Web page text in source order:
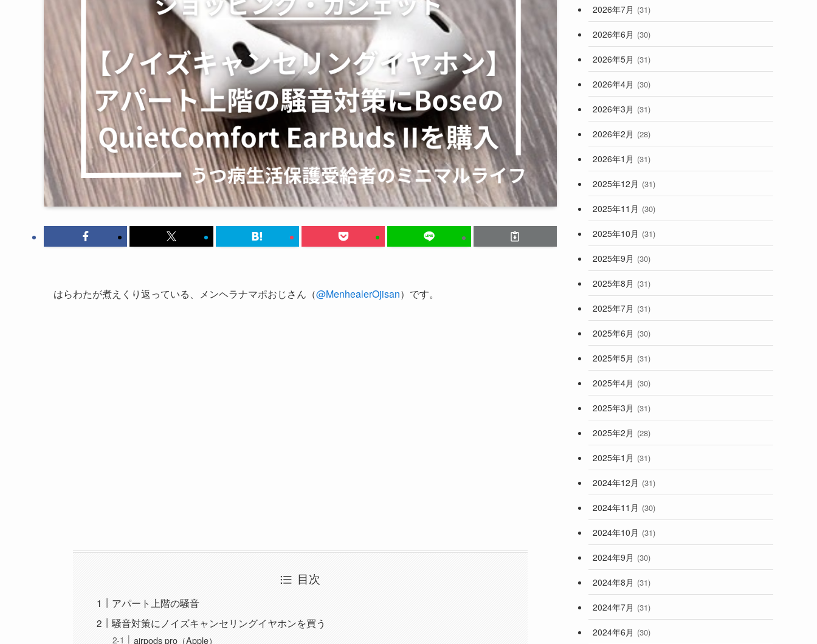
はらわたが煮えくり返っている、メンヘラナマポおじさん（@MenhealerOjisan）です。
目次
アパート上階の騒音
騒音対策にノイズキャンセリングイヤホンを買う
airpods pro（Apple）
2026年7月 (31)
2026年6月 (30)
2026年5月 (31)
2026年4月 (30)
2026年3月 (31)
2026年2月 (28)
2026年1月 (31)
2025年12月 (31)
2025年11月 (30)
2025年10月 (31)
2025年9月 (30)
2025年8月 (31)
2025年7月 (31)
2025年6月 (30)
2025年5月 (31)
2025年4月 (30)
2025年3月 (31)
2025年2月 (28)
2025年1月 (31)
2024年12月 (31)
2024年11月 (30)
2024年10月 (31)
2024年9月 (30)
2024年8月 (31)
2024年7月 (31)
2024年6月 (30)